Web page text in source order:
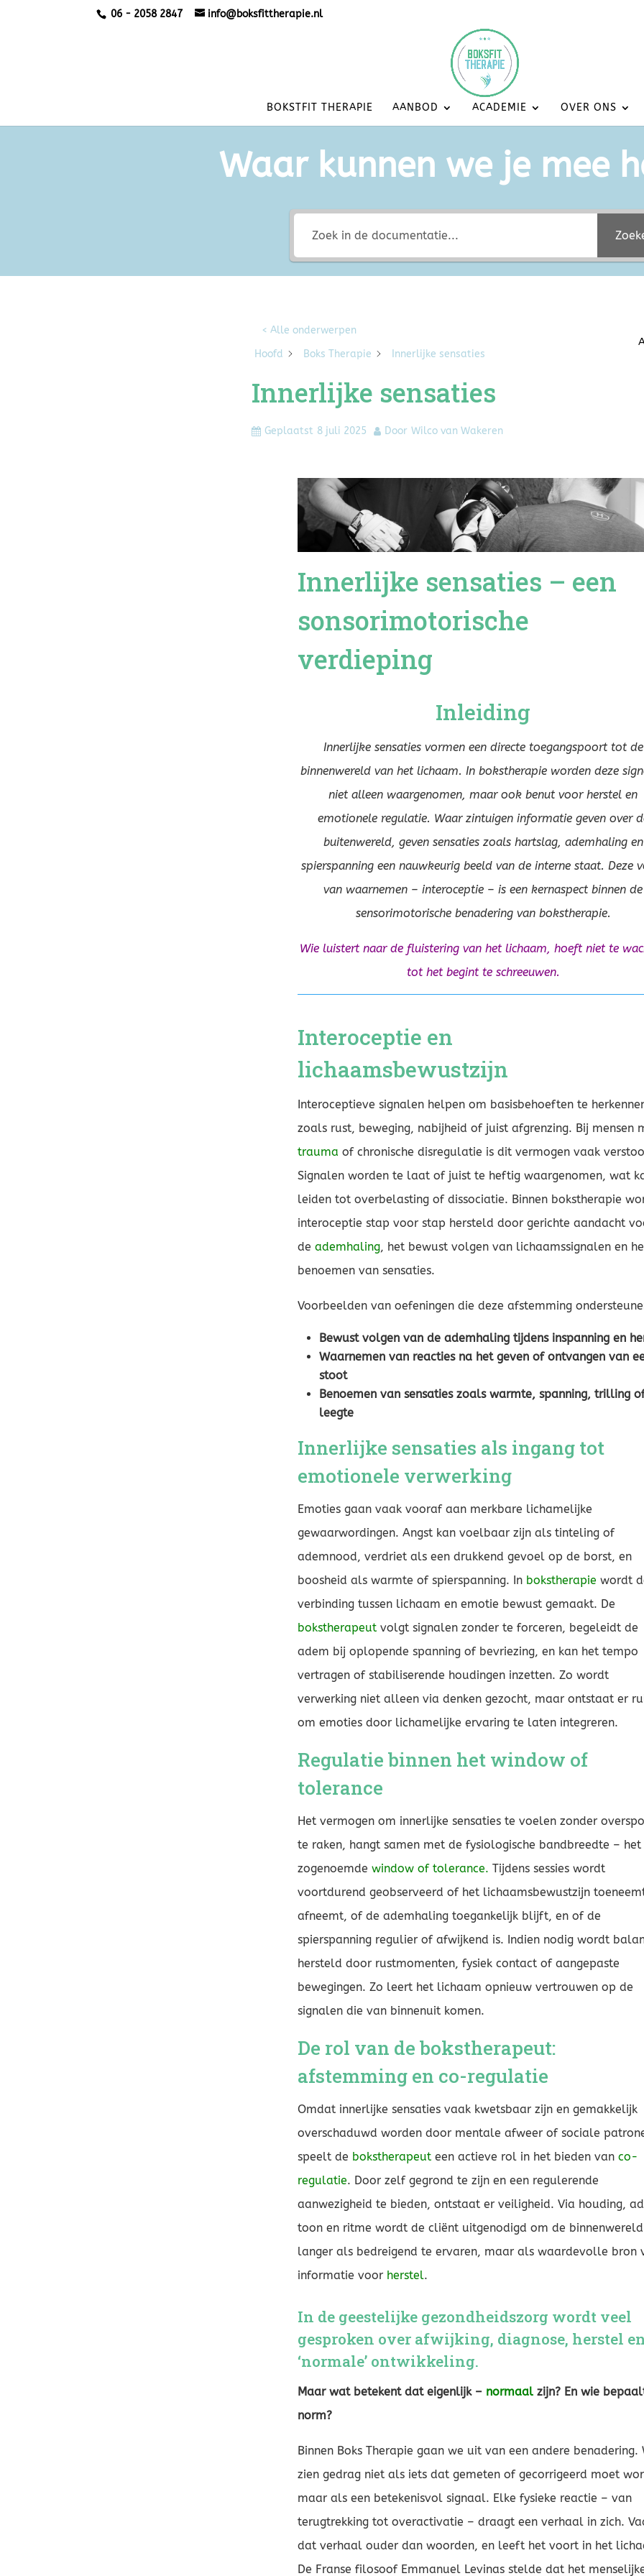
06 - 2058 2847 info@boksfittherapie.nl
BOKSTFIT THERAPIE AANBOD ACADEMIE OVER ONS
Waar kunnen we je mee
< Alle onderwerpen
Hoofd
Boks Therapie Innerlijke sensaties
Innerlijke sensaties
Geplaatst 8 juli 2025 Door Wilco van Wakeren
Innerlijke sensaties – een
sonsorimotorische
verdieping
Inleiding
Innerlijke sensaties vormen een directe toegangspoort tot de
binnenwereld van het lichaam. In bokstherapie worden deze
niet alleen waargenomen, maar ook benut voor herstel en
emotionele regulatie. Waar zintuigen informatie geven over
buitenwereld, geven sensaties zoals hartslag, ademhaling en
spierspanning een nauwkeurig beeld van de interne staat. Deze
van waarnemen – interoceptie – is een kernaspect binnen de
sensorimotorische benadering van bokstherapie.
Wie luistert naar de fluistering van het lichaam, hoeft niet te
tot het begint te schreeuwen.
Interoceptie en
lichaamsbewustzijn
Interoceptieve signalen helpen om basisbehoeften te
zoals rust, beweging, nabijheid of juist afgrenzing. Bij mensen
trauma of chronische disregulatie is dit vermogen vaak
Signalen worden te laat of juist te heftig waargenomen, wat
leiden tot overbelasting of dissociatie. Binnen bokstherapie
interoceptie stap voor stap hersteld door gerichte aandacht
deademhaling, het bewust volgen van lichaamssignalen en
benoemen van sensaties.
Voorbeelden van oefeningen die deze afstemming
Bewust volgen van de ademhaling tijdens inspanning en
Waarnemen van reacties na het geven of ontvangen van
stoot
Benoemen van sensaties zoals warmte, spanning, trilling
leegte
Innerlijke sensaties als ingang tot
emotionele verwerking
Emoties gaan vaak vooraf aan merkbare lichamelijke
gewaarwordingen. Angst kan voelbaar zijn als tinteling of
ademnood, verdriet als een drukkend gevoel op de borst, en
boosheid als warmte of spierspanning. In bokstherapie wordt
verbinding tussen lichaam en emotie bewust gemaakt. De
bokstherapeut volgt signalen zonder te forceren, begeleidt de
adem bij oplopende spanning of bevriezing, en kan het tempo
vertragen of stabiliserende houdingen inzetten. Zo wordt
verwerking niet alleen via denken gezocht, maar ontstaat er
om emoties door lichamelijke ervaring te laten integreren.
Regulatie binnen het window of
tolerance
Het vermogen om innerlijke sensaties te voelen zonder
te raken, hangt samen met de fysiologische bandbreedte – het
zogenoemdewindow of tolerance. Tijdens sessies wordt
voortdurend geobserveerd of het lichaamsbewustzijn
afneemt, of de ademhaling toegankelijk blijft, en of de
spierspanning regulier of afwijkend is. Indien nodig wordt
hersteld door rustmomenten, fysiek contact of aangepaste
bewegingen. Zo leert het lichaam opnieuw vertrouwen op de
signalen die van binnenuit komen.
De rol van de bokstherapeut:
afstemming en co-regulatie
Omdat innerlijke sensaties vaak kwetsbaar zijn en gemakkelijk
overschaduwd worden door mentale afweer of sociale
speelt de bokstherapeut een actieve rol in het bieden van co-
regulatie. Door zelf gegrond te zijn en een regulerende
aanwezigheid te bieden, ontstaat er veiligheid. Via houding,
toon en ritme wordt de cliënt uitgenodigd om de
langer als bedreigend te ervaren, maar als waardevolle bron
informatie voor herstel.
In de geestelijke gezondheidszorg wordt veel
gesproken over afwijking, diagnose, herstel
‘normale’ ontwikkeling.
Maar wat betekent dat eigenlijk – normaal zijn? En wie
norm?
Binnen Boks Therapie gaan we uit van een andere benadering.
zien gedrag niet als iets dat gemeten of gecorrigeerd moet
maar als een betekenisvol signaal. Elke fysieke reactie – van
terugtrekking tot overactivatie – draagt een verhaal in zich.
dat verhaal ouder dan woorden, en leeft het voort in het
De Franse filosoof Emmanuel Levinas stelde dat het